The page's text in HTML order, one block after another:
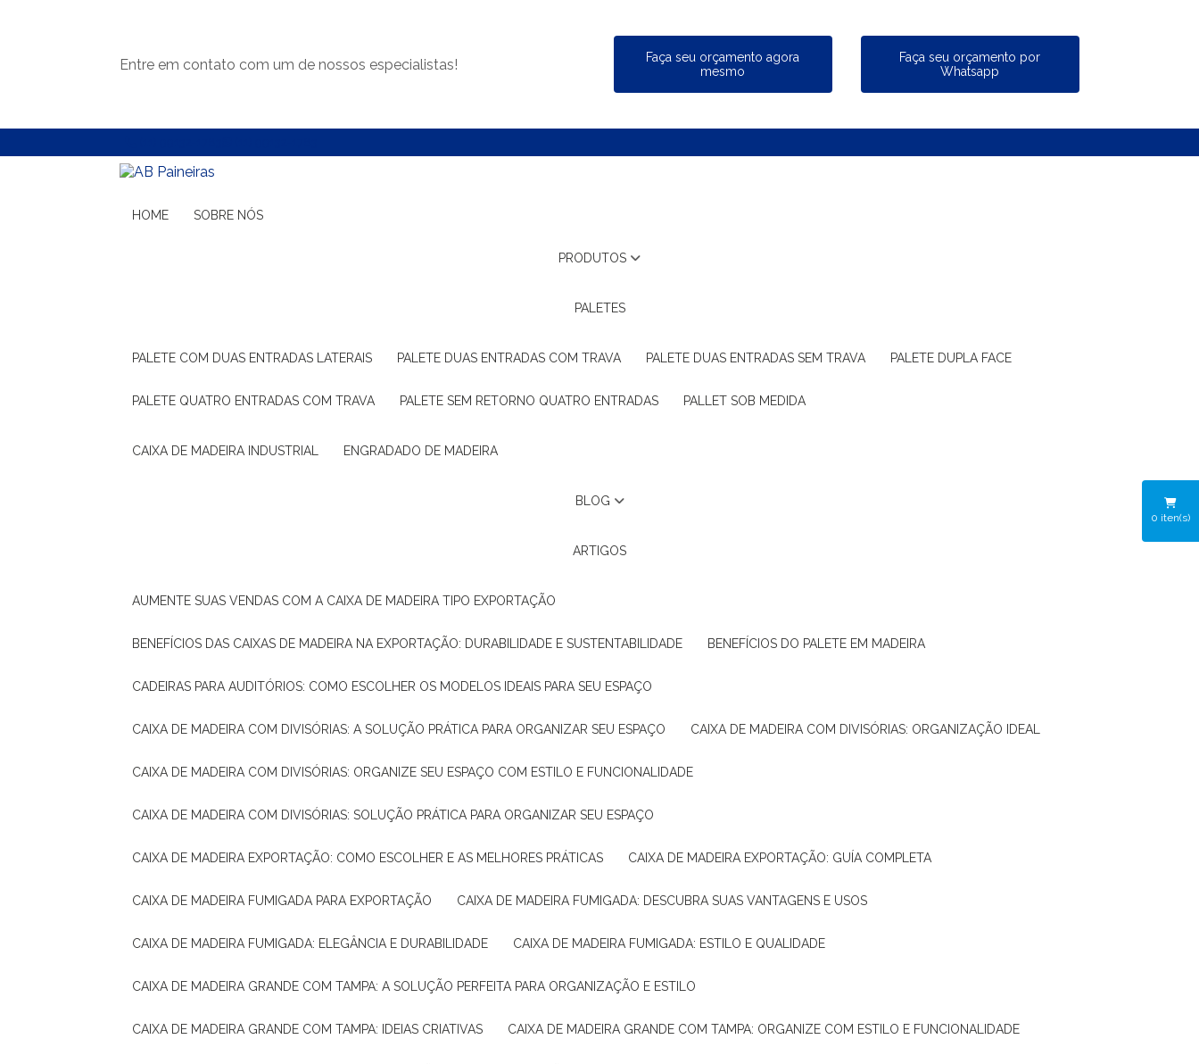
Entre em contato com um de nossos especialistas!
Faça seu orçamento agora
mesmo
Faça seu orçamento por
Whatsapp
HOME SOBRE NÓS
PRODUTOS
PALETES
PALETE COM DUAS ENTRADAS LATERAIS PALETE DUAS ENTRADAS COM TRAVA PALETE DUAS ENTRADAS SEM TRAVA PALETE DUPLA FACE
PALETE QUATRO ENTRADAS COM TRAVA PALETE SEM RETORNO QUATRO ENTRADAS PALLET SOB MEDIDA
CAIXA DE MADEIRA INDUSTRIAL ENGRADADO DE MADEIRA
BLOG
ARTIGOS
AUMENTE SUAS VENDAS COM A CAIXA DE MADEIRA TIPO EXPORTAÇÃO
BENEFÍCIOS DAS CAIXAS DE MADEIRA NA EXPORTAÇÃO: DURABILIDADE E SUSTENTABILIDADE BENEFÍCIOS DO PALETE EM MADEIRA
CADEIRAS PARA AUDITÓRIOS: COMO ESCOLHER OS MODELOS IDEAIS PARA SEU ESPAÇO
CAIXA DE MADEIRA COM DIVISÓRIAS: A SOLUÇÃO PRÁTICA PARA ORGANIZAR SEU ESPAÇO CAIXA DE MADEIRA COM DIVISÓRIAS: ORGANIZAÇÃO IDEAL
CAIXA DE MADEIRA COM DIVISÓRIAS: ORGANIZE SEU ESPAÇO COM ESTILO E FUNCIONALIDADE
CAIXA DE MADEIRA COM DIVISÓRIAS: SOLUÇÃO PRÁTICA PARA ORGANIZAR SEU ESPAÇO
CAIXA DE MADEIRA EXPORTAÇÃO: COMO ESCOLHER E AS MELHORES PRÁTICAS CAIXA DE MADEIRA EXPORTAÇÃO: GUÍA COMPLETA
CAIXA DE MADEIRA FUMIGADA PARA EXPORTAÇÃO CAIXA DE MADEIRA FUMIGADA: DESCUBRA SUAS VANTAGENS E USOS
CAIXA DE MADEIRA FUMIGADA: ELEGÂNCIA E DURABILIDADE CAIXA DE MADEIRA FUMIGADA: ESTILO E QUALIDADE
CAIXA DE MADEIRA GRANDE COM TAMPA: A SOLUÇÃO PERFEITA PARA ORGANIZAÇÃO E ESTILO
CAIXA DE MADEIRA GRANDE COM TAMPA: IDEIAS CRIATIVAS CAIXA DE MADEIRA GRANDE COM TAMPA: ORGANIZE COM ESTILO E FUNCIONALIDADE
0 iten(s)